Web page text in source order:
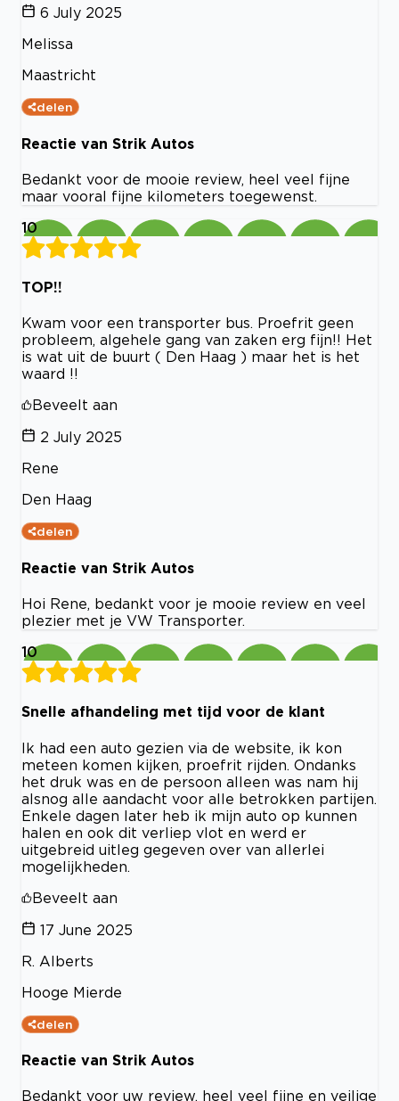
6 July 2025
Melissa
Maastricht
delen
Reactie van Strik Autos
Bedankt voor de mooie review, heel veel fijne
maar vooral fijne kilometers toegewenst.
10
TOP!!
Kwam voor een transporter bus. Proefrit geen
probleem, algehele gang van zaken erg fijn!! Het
is wat uit de buurt ( Den Haag ) maar het is het
waard !!
Beveelt aan
2 July 2025
Rene
Den Haag
delen
Reactie van Strik Autos
Hoi Rene, bedankt voor je mooie review en veel
plezier met je VW Transporter.
10
Snelle afhandeling met tijd voor de klant
Ik had een auto gezien via de website, ik kon
meteen komen kijken, proefrit rijden. Ondanks
het druk was en de persoon alleen was nam hij
alsnog alle aandacht voor alle betrokken partijen.
Enkele dagen later heb ik mijn auto op kunnen
halen en ook dit verliep vlot en werd er
uitgebreid uitleg gegeven over van allerlei
mogelijkheden.
Beveelt aan
17 June 2025
R. Alberts
Hooge Mierde
delen
Reactie van Strik Autos
Bedankt voor uw review, heel veel fijne en veilige